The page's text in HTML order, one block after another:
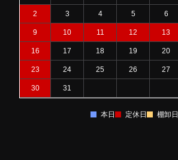
2 3 4 5 6
9 10 11 12 13
16 17 18 19 20
23 24 25 26 27
30 31
本日 定休日 棚卸日